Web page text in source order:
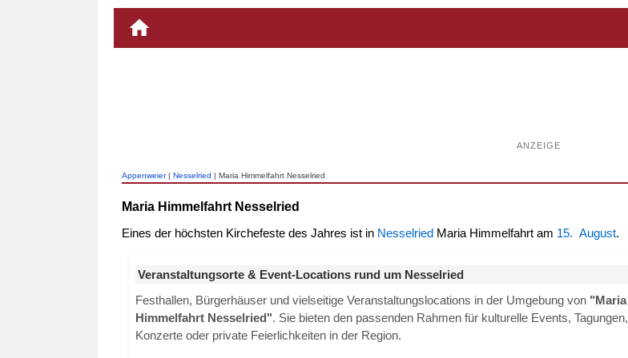
ANZEIGE
Appenweier| Nesselried | Maria Himmelfahrt Nesselried
Maria Himmelfahrt Nesselried
Eines der höchsten Kirchefeste des Jahres ist in Nesselried Maria Himmelfahrt am 15. August.
Veranstaltungsorte & Event-Locations rund um Nesselried
Festhallen, Bürgerhäuser und vielseitige Veranstaltungslocations in der Umgebung von "Maria
Himmelfahrt Nesselried". Sie bieten den passenden Rahmen für kulturelle Events, Tagungen,
Konzerte oder private Feierlichkeiten in der Region.